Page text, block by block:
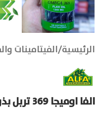
الرئيسية/الفيتامينات
الفا اوميجا 369 تربل بذور الكتان | Alfa Omega 369